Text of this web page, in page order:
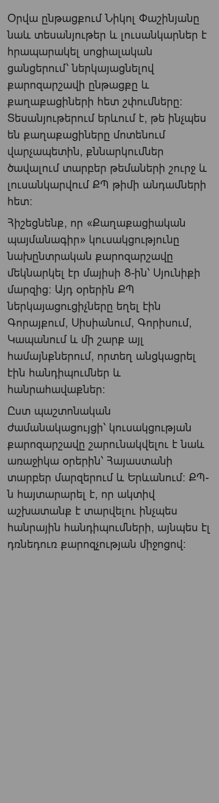
Օրվա ընթացքում Նիկոլ Փաշինյանը
նաև տեսանյութեր և լուսանկարներ է
հրապարակել սոցիալական
ցանցերում՝ ներկայացնելով
քարոզարշավի ընթացքը և
քաղաքացիների հետ շփումները։
Տեսանյութերում երևում է, թե ինչպես
են քաղաքացիները մոտենում
վարչապետին, քննարկումներ
ծավալում տարբեր թեմաների շուրջ և
լուսանկարվում ՔՊ թիմի անդամների
հետ։
Հիշեցնենք, որ «Քաղաքացիական
պայմանագիր» կուսակցությունը
նախընտրական քարոզարշավը
մեկնարկել էր մայիսի 8-ին՝ Սյունիքի
մարզից։ Այդ օրերին ՔՊ
ներկայացուցիչները եղել էին
Գորայքում, Սիսիանում, Գորիսում,
Կապանում և մի շարք այլ
համայնքներում, որտեղ անցկացրել
էին հանդիպումներ և
հանրահավաքներ։
Ըստ պաշտոնական
ժամանակացույցի՝ կուսակցության
քարոզարշավը շարունակվելու է նաև
առաջիկա օրերին՝ Հայաստանի
տարբեր մարզերում և Երևանում։ ՔՊ-
ն հայտարարել է, որ ակտիվ
աշխատանք է տարվելու ինչպես
հանրային հանդիպումների, այնպես էլ
դռնեդուռ քարոզչության միջոցով։